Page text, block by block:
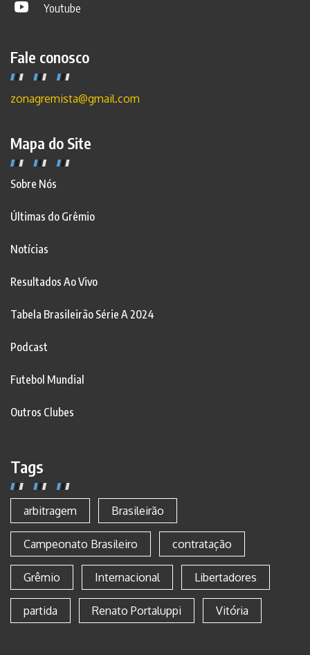
Youtube
Fale conosco
zonagremista@gmail.com
Mapa do Site
Sobre Nós
Últimas do Grêmio
Notícias
Resultados Ao Vivo
Tabela Brasileirão Série A 2024
Podcast
Futebol Mundial
Outros Clubes
Tags
arbitragem Brasileirão
Campeonato Brasileiro contratação
Grêmio Internacional Libertadores
partida Renato Portaluppi Vitória